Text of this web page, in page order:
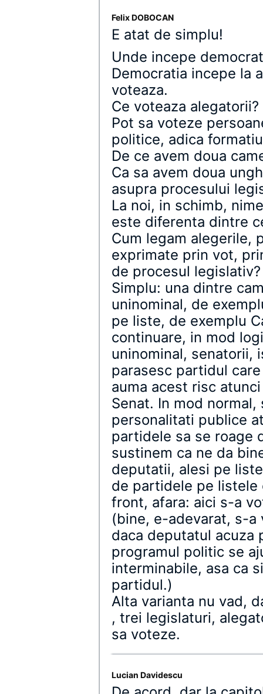
Felix DOBOCAN
E atat de simplu!
Unde incepe
Democratia incepe la
voteaza.
Ce voteaza alegatorii?
Pot sa voteze
politice, adica
De ce avem doua
Ca sa avem doua
asupra procesului
La noi, in schimb,
este diferenta dintre
Cum legam alegerile,
exprimate prin vot,
de procesul legislativ?
Simplu: una dintre
uninominal, de
pe liste, de exemplu
continuare, in mod
uninominal, senatorii,
parasesc partidul
auma acest risc
Senat. In mod
personalitati publice
partidele sa se roage
sustinem ca ne da
deputatii, alesi pe
de partidele pe listele
front, afara: aici s-a
(bine, e-adevarat, s-
daca deputatul acuza
programul politic se
interminabile, asa ca
partidul.)
Alta varianta nu vad,
, trei legislaturi,
sa voteze.
Lucian Davidescu